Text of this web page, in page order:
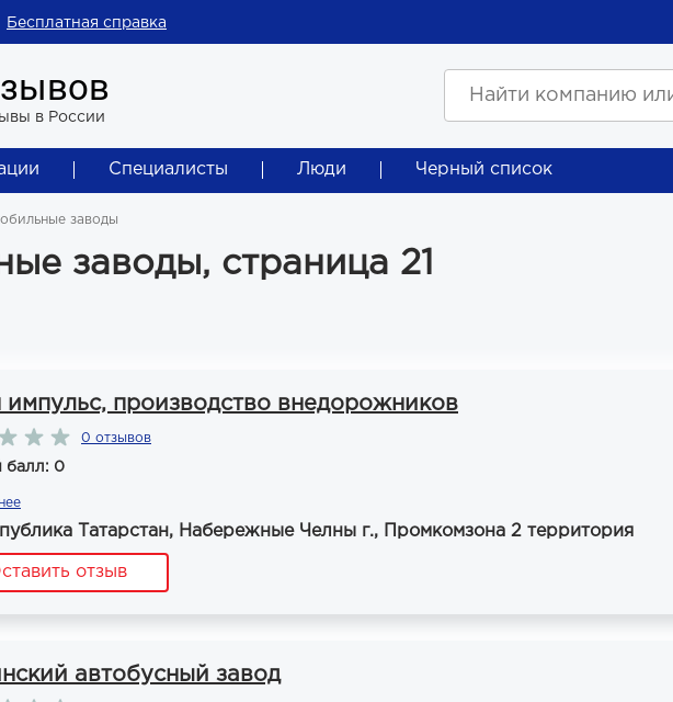
Бесплатная справка
в России
Специалисты Люди Черный список
заводы
заводы, страница 21
импульс, производство внедорожников
0 отзывов
0
Татарстан, Набережные Челны г., Промкомзона 2 территория
отзыв
автобусный завод